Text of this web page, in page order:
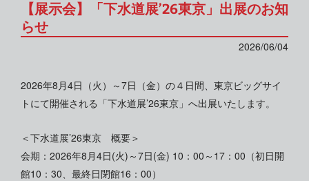
【展示会】「下水道展’26東京」出展のお知
らせ
2026/06/04
2026年8月4日（火）～7日（金）の４日間、東京ビッグサイ
トにて開催される「下水道展’26東京」へ出展いたします。
＜下水道展’26東京 概要＞
会期：2026年8月4日(火)～7日(金) 10：00～17：00（初日開
館10：30、最終日閉館16：00）